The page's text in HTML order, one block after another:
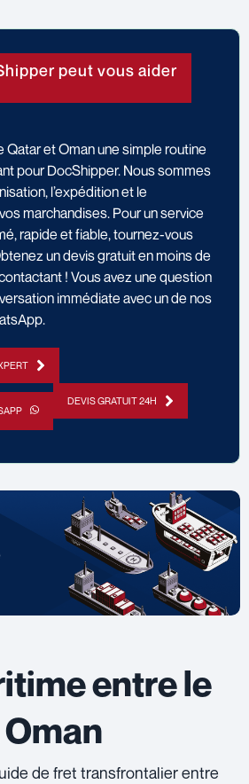
peut vous aider
Qatar et Oman une simple routine
pour DocShipper. Nous sommes
l’expédition et le
marchandises. Pour un service
rapide et fiable, tournez-vous
un devis gratuit en moins de
! Vous avez une question
immédiate avec un de nos
DEVIS GRATUIT 24H
entre le
de fret transfrontalier entre